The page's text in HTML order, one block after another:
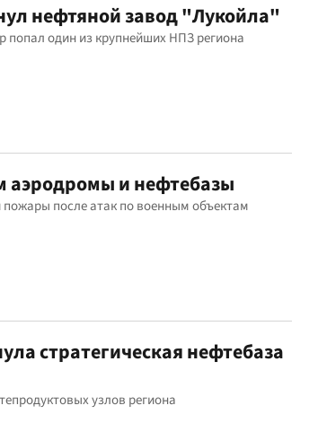
нефтяной завод "Лукойла"
попал один из крупнейших НПЗ региона
аэродромы и нефтебазы
после атак по военным объектам
стратегическая нефтебаза
узлов региона